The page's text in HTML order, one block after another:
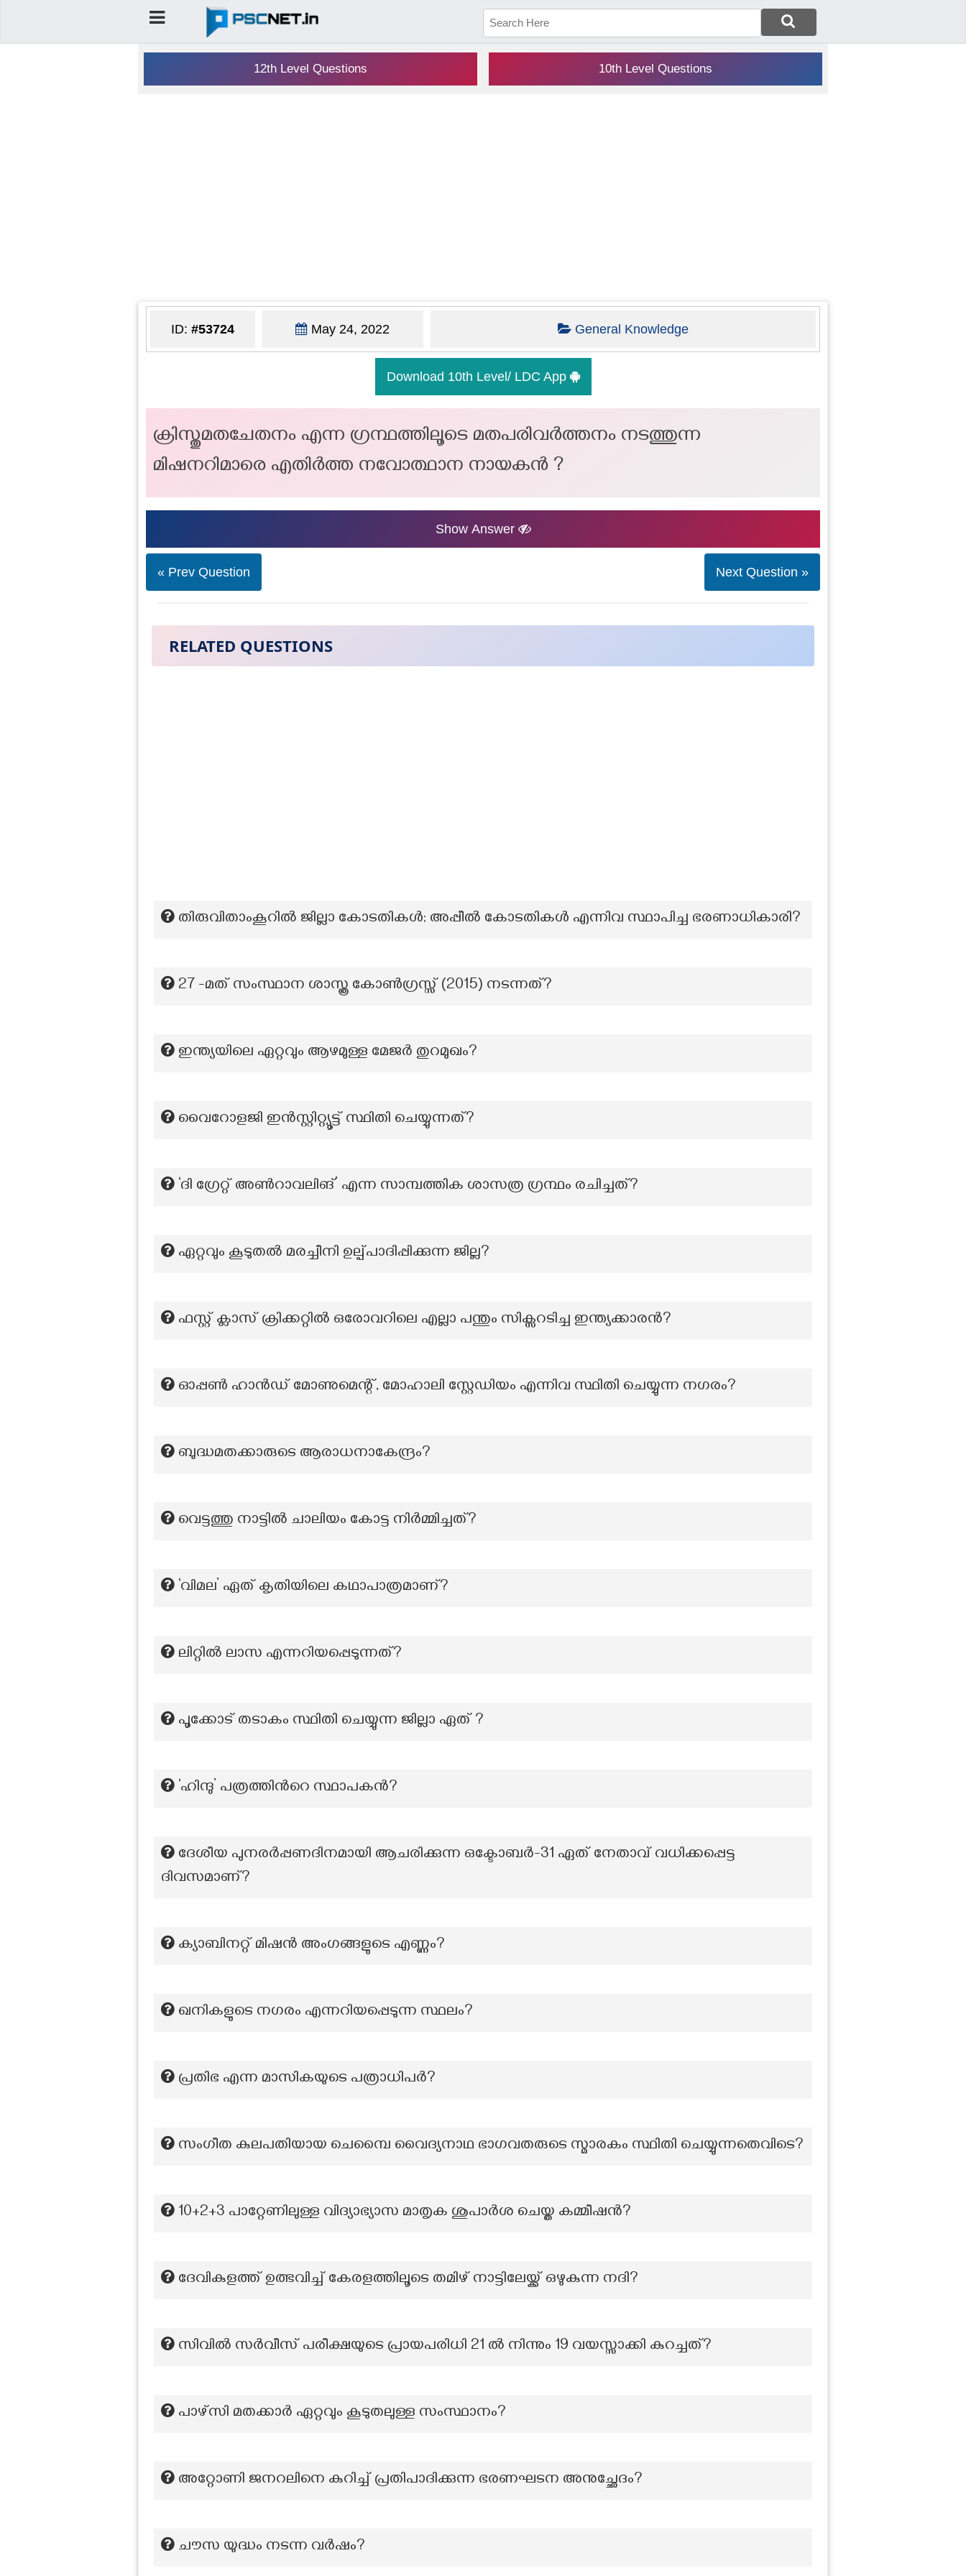
12th Level Questions 10th Level Questions
ID: #53724 May 24, 2022 General Knowledge
Download 10th Level/ LDC App
ക്രിസ്തുമതചേതനം എന്ന ഗ്രന്ഥത്തിലൂടെ മതപരിവർത്തനം നടത്തുന്ന
മിഷനറിമാരെ എതിർത്ത നവോത്ഥാന നായകൻ ?
Show Answer
« Prev Question Next Question »
RELATED QUESTIONS
തിരുവിതാംകൂറിൽ ജില്ലാ കോടതികൾ; അപ്പീൽ കോടതികൾ എന്നിവ സ്ഥാപിച്ച ഭരണാധികാരി?
27 -മത് സംസ്ഥാന ശാസ്ത്ര കോൺഗ്രസ്സ് (2015) നടന്നത്?
ഇന്ത്യയിലെ ഏറ്റവും ആഴമുള്ള മേജർ തുറമുഖം?
വൈറോളജി ഇൻസ്റ്റിറ്റ്യൂട്ട് സ്ഥിതി ചെയ്യുന്നത്?
‘ദി ഗ്രേറ്റ് അൺറാവലിങ്’ എന്ന സാമ്പത്തിക ശാസത്ര ഗ്രന്ഥം രചിച്ചത്?
ഏറ്റവും കൂടുതല്‍ മരച്ചീനി ഉല്പ്പാദിപ്പിക്കുന്ന ജില്ല?
ഫസ്റ്റ് ക്ലാസ് ക്രിക്കറ്റിൽ ഒരോവറിലെ എല്ലാ പന്തും സിക്സറടിച്ച ഇന്ത്യക്കാരൻ?
ഓപ്പൺ ഹാൻഡ് മോണുമെന്റ്, മോഹാലി സ്റ്റേഡിയം എന്നിവ സ്ഥിതി ചെയ്യുന്ന നഗരം?
ബുദ്ധമതക്കാരുടെ ആരാധനാകേന്ദ്രം?
വെട്ടത്തു നാട്ടിൽ ചാലിയം കോട്ട നിർമ്മിച്ചത്?
‘വിമല’ ഏത് കൃതിയിലെ കഥാപാത്രമാണ്?
ലിറ്റിൽ ലാസ എന്നറിയപ്പെടുന്നത്?
പൂക്കോട് തടാകം സ്ഥിതി ചെയ്യുന്ന ജില്ലാ ഏത് ?
‘ഹിന്ദു’ പത്രത്തിന്‍റെ സ്ഥാപകന്‍?
ദേശീയ പുനരർപ്പണദിനമായി ആചരിക്കുന്ന ഒക്ടോബർ-31 ഏത് നേതാവ് വധിക്കപ്പെട്ട
ദിവസമാണ്?
ക്യാബിനറ്റ് മിഷൻ അംഗങ്ങളുടെ എണ്ണം?
ഖനികളുടെ നഗരം എന്നറിയപ്പെടുന്ന സ്ഥലം?
പ്രതിഭ എന്ന മാസികയുടെ പത്രാധിപർ?
സംഗീത കുലപതിയായ ചെമ്പൈ വൈദ്യനാഥ ഭാഗവതരുടെ സ്മാരകം സ്ഥിതി ചെയ്യുന്നതെവിടെ?
10+2+3 പാറ്റേണിലുള്ള വിദ്യാഭ്യാസ മാതൃക ശുപാർശ ചെയ്ത കമ്മീഷൻ?
ദേവികുളത്ത് ഉത്ഭവിച്ച് കേരളത്തിലൂടെ തമിഴ് നാട്ടിലേയ്ക്ക് ഒഴുകുന്ന നദി?
സിവിൽ സർവീസ് പരീക്ഷയുടെ പ്രായപരിധി 21 ൽ നിന്നും 19 വയസ്സാക്കി കുറച്ചത്?
പാഴ്സി മതക്കാർ ഏറ്റവും കൂടുതലുള്ള സംസ്ഥാനം?
അറ്റോണി ജനറലിനെ കുറിച്ച് പ്രതിപാദിക്കുന്ന ഭരണഘടന അനുച്ഛേദം?
ചൗസ യുദ്ധം നടന്ന വർഷം?